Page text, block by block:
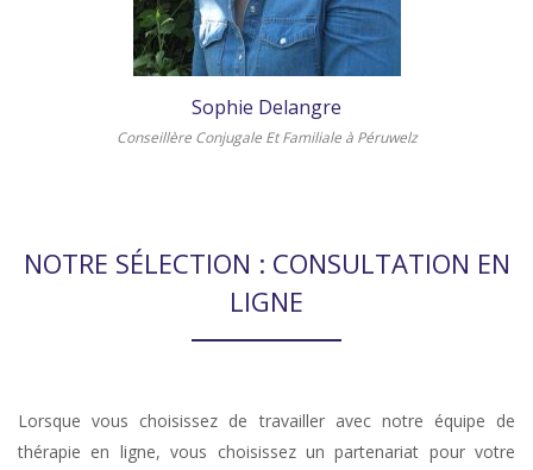
Sophie Delangre
Conseillère Conjugale Et Familiale à Péruwelz
NOTRE SÉLECTION : CONSULTATION EN
LIGNE
Lorsque vous choisissez de travailler avec notre équipe de
thérapie en ligne, vous choisissez un partenariat pour votre